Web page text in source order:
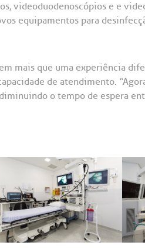
videoduodenoscópios e e
equipamentos para
mais que uma experiência
de atendimento.
o tempo de espera